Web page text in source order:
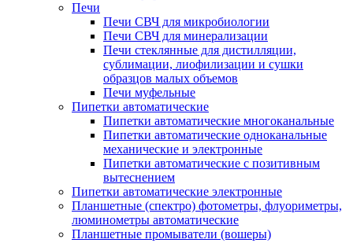
Печи
Печи СВЧ для микробиологии
Печи СВЧ для минерализации
Печи стеклянные для дистилляции,
сублимации, лиофилизации и сушки
образцов малых объемов
Печи муфельные
Пипетки автоматические
Пипетки автоматические многоканальные
Пипетки автоматические одноканальные
механические и электронные
Пипетки автоматические с позитивным
вытеснением
Пипетки автоматические электронные
Планшетные (спектро) фотометры, флуориметры,
люминометры автоматические
Планшетные промыватели (вошеры)